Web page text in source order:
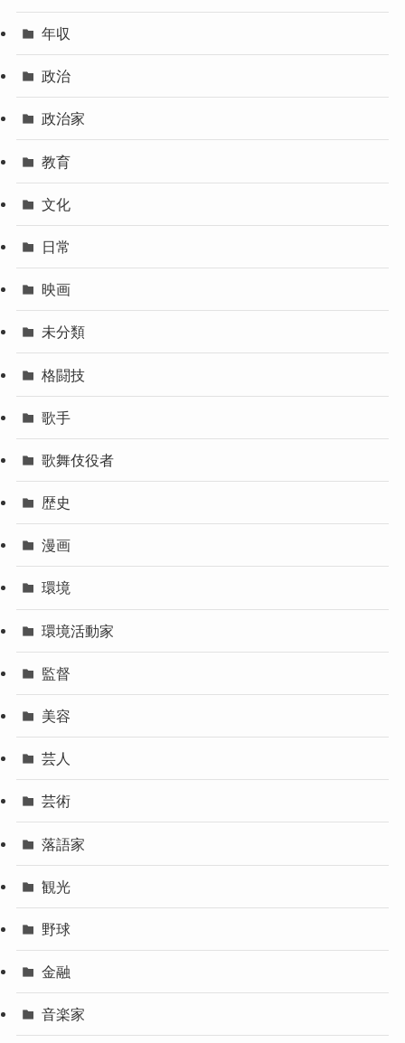
年収
政治
政治家
教育
文化
日常
映画
未分類
格闘技
歌手
歌舞伎役者
歴史
漫画
環境
環境活動家
監督
美容
芸人
芸術
落語家
観光
野球
金融
音楽家